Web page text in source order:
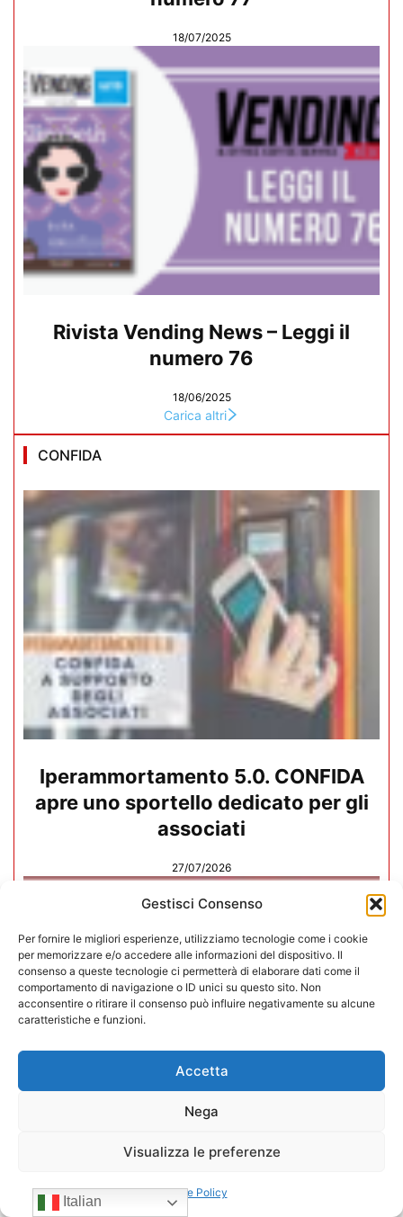
Gestisci Consenso
Per fornire le migliori esperienze, utilizziamo tecnologie come i cookie
per memorizzare e/o accedere alle informazioni del dispositivo. Il
consenso a queste tecnologie ci permetterà di elaborare dati come il
comportamento di navigazione o ID unici su questo sito. Non
acconsentire o ritirare il consenso può influire negativamente su alcune
caratteristiche e funzioni.
Accetta
Nega
Visualizza le preferenze
Cookie Policy
18/07/2025
Rivista Vending News – Leggi il
numero 76
18/06/2025
Carica altri
CONFIDA
Iperammortamento 5.0. CONFIDA
apre uno sportello dedicato per gli
associati
27/07/2026
In CONFIDA l’ingresso di 4 nuovi
associati
Italian